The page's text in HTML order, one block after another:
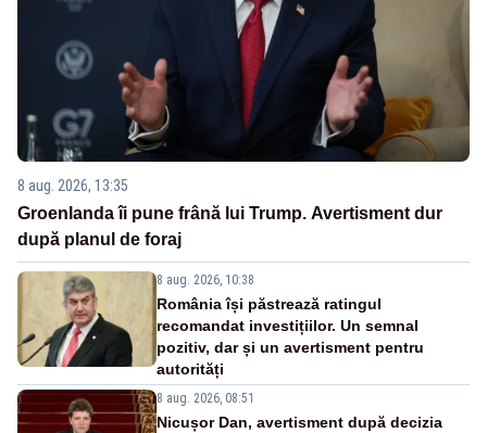
8 aug. 2026, 13:35
Groenlanda îi pune frână lui Trump. Avertisment dur
după planul de foraj
8 aug. 2026, 10:38
România își păstrează ratingul
recomandat investițiilor. Un semnal
pozitiv, dar și un avertisment pentru
autorități
8 aug. 2026, 08:51
Nicușor Dan, avertisment după decizia